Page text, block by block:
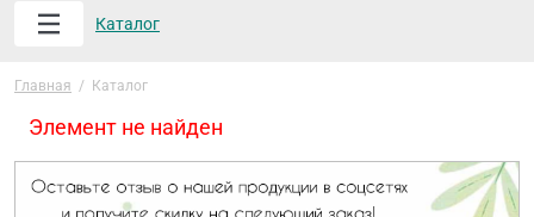
Каталог
Главная / Каталог
Элемент не найден